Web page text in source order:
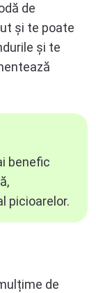
de
și te poate
și te
benefic
picioarelor.
de